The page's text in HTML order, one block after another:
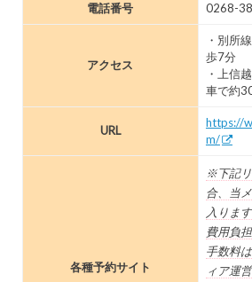
電話番号 0268-
アクセス
・別所
歩7分
・上信
車で約
URL
https://
m/
各種予約サイト
※下記
合、当
入りま
費用負
手数料
ィア運